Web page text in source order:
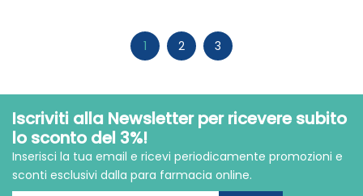
1 2 3
Iscriviti alla Newsletter per ricevere subito
lo sconto del 3%!
Inserisci la tua email e ricevi periodicamente promozioni e
sconti esclusivi dalla para farmacia online.